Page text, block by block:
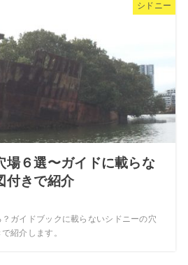
シドニー
場６選〜ガイドに載らな
付きで紹介
ガイドブックに載らないシドニーの穴
紹介します。